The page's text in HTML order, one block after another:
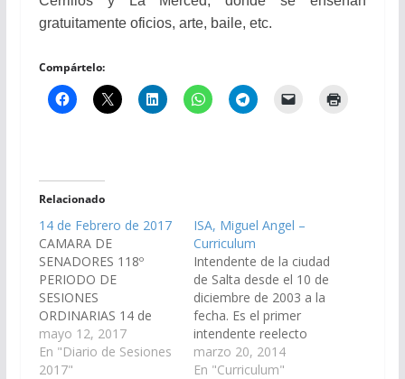
gratuitamente oficios, arte, baile, etc.
Compártelo:
Relacionado
14 de Febrero de 2017
CAMARA DE
SENADORES 118º
PERIODO DE
SESIONES
ORDINARIAS 14 de
Febrero de 2017 18ª
Sesión Especial
Presidencia del señor
mayo 12, 2017
En "Diario de Sesiones
2017"
ISA, Miguel Angel –
Curriculum
Intendente de la ciudad
de Salta desde el 10 de
diciembre de 2003 a la
fecha. Es el primer
intendente reelecto
desde 1983.
Actualmente cursa la
marzo 20, 2014
En "Curriculum"